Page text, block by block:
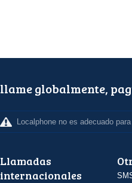
llame globalmente,
Localphone no es adecuado
Llamadas
internacionales